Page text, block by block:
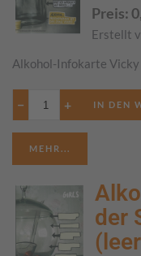
Preis:
Erstellt
Alkohol-Infokarte Vicky
− +
MEHR...
der